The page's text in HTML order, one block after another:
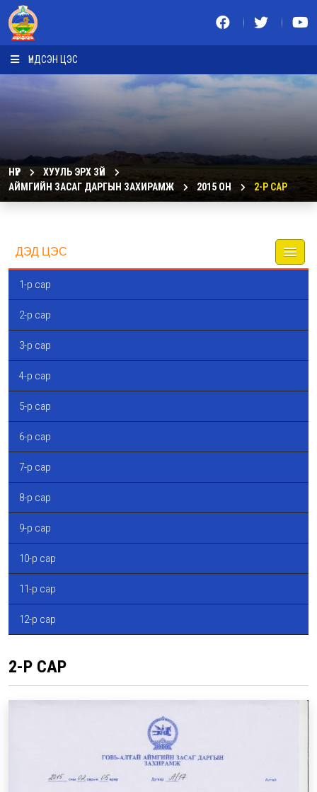
ҮНДСЭН ЦЭС
НҮҮР
ХУУЛЬ ЭРХ ЗҮЙ
АЙМГИЙН ЗАСАГ ДАРГЫН ЗАХИРАМЖ
2015 ОН 2-Р САР
ДЭД ЦЭС
1-р сар
2-р сар
3-р сар
4-р сар
5-р сар
6-р сар
7-р сар
8-р сар
9-р сар
10-р сар
11-р сар
12-р сар
2-Р САР